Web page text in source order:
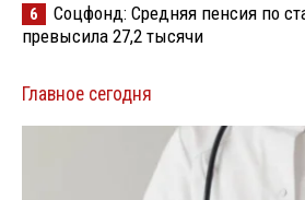
6
Соцфонд: Средняя пенсия по
превысила 27,2 тысячи
Главное сегодня